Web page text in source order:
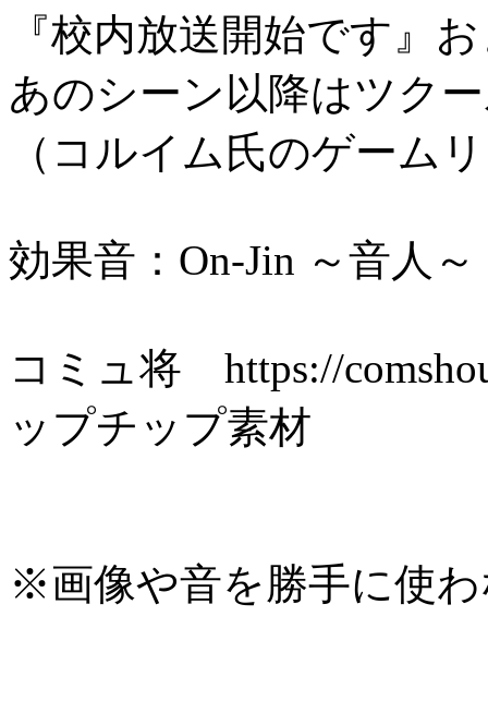
『校内放送開始です』
あのシーン以降はツク
（コルイム氏のゲーム
効果音：On-Jin ～音人
コミュ将 https://
ップチップ素材
※画像や音を勝手に使